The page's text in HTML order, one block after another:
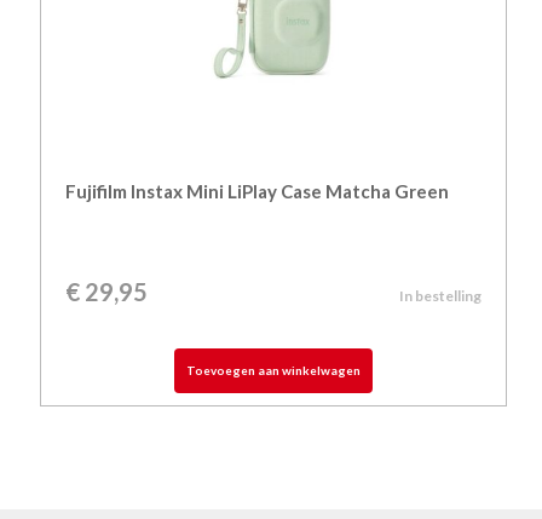
Fujifilm Instax Mini LiPlay Case Matcha Green
€29,95 In bestelling
Toevoegen aan winkelwagen